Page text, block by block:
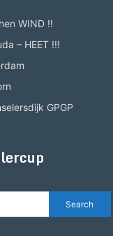
WIND !!
– HEET !!!
GPGP